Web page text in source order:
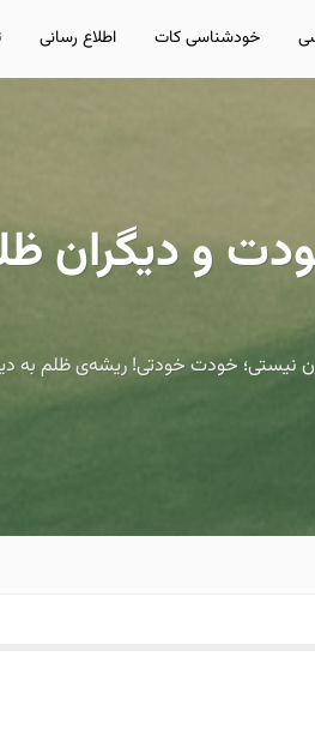
خودشناسی کات اطلاع رسانی
و دیگران
خودت خودتی! ریشه‌ی ظلم به